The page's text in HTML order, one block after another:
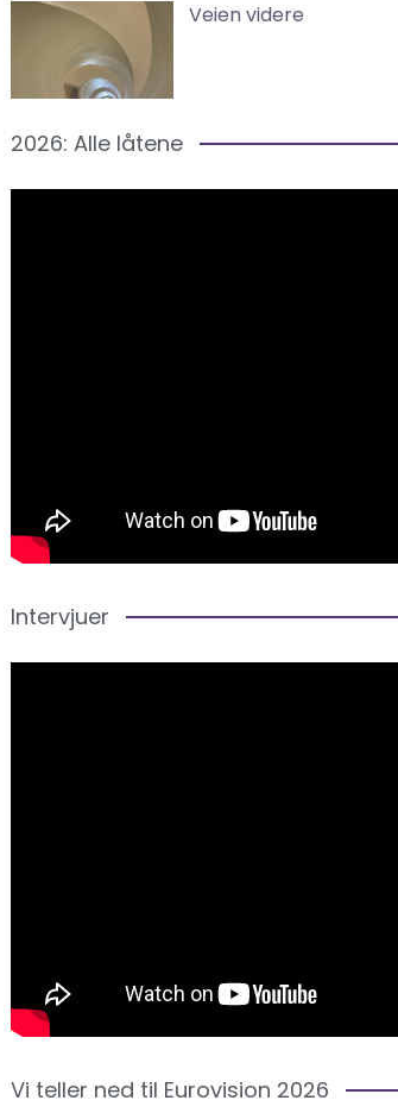
Veien videre
2026: Alle låtene
Intervjuer
Vi teller ned til Eurovision 2026